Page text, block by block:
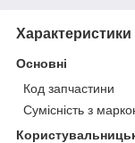
Характеристики
Основні
Код запчастини
Сумісність з